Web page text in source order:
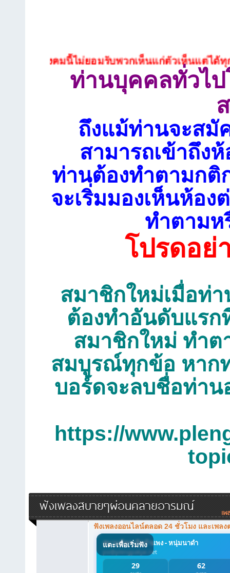
คมนี้ไม่ยอมรับพวกเห็นแก่ตัวเห็นแต่ได้ทุกประเภท
ท่านบุคคลทั่วไ
ถึงแม้ท่านจะสมั
สามารถเข้าถึง
ท่านต้องทำตามกติ
จะเริ่มมองเห็นห้อ
ทำตามห
โปรดอย่
สมาชิกใหม่เมื่อท่
ต้องทำอันดับแรก
สมาชิกใหม่ ทำ
สมบูรณ์ทุกข้อ หาก
บอร์ดจะลบชื่อท่า
https://
ฟังเพลงสบายๆผ่อนคลายอารมณ์
ฟังเพลงออนไลน์ตลอด 24 ชั่วโมง และเพล